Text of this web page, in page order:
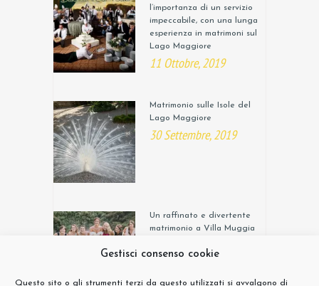
Gestisci consenso cookie
Questo sito o gli strumenti terzi da questo utilizzati si avvalgono di
l’importanza di un servizio
impeccabile, con una lunga
esperienza in matrimoni sul
Lago Maggiore
11 Ottobre, 2019
Matrimonio sulle Isole del
Lago Maggiore
30 Settembre, 2019
Un raffinato e divertente
matrimonio a Villa Muggia
02 Giugno, 2019